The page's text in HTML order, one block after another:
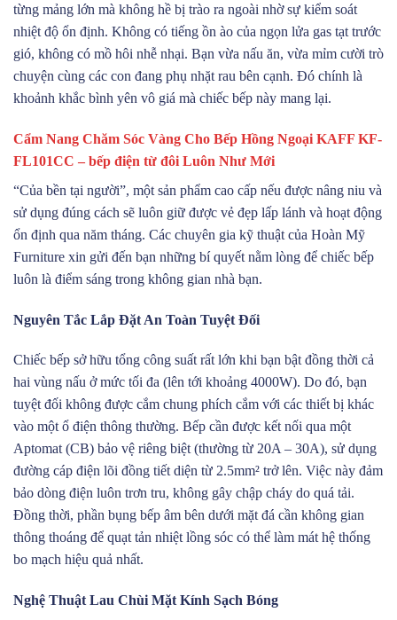
từng mảng lớn mà không hề bị trào ra ngoài nhờ sự kiểm soát
nhiệt độ ổn định. Không có tiếng ồn ào của ngọn lửa gas tạt trước
gió, không có mồ hôi nhễ nhại. Bạn vừa nấu ăn, vừa mỉm cười trò
chuyện cùng các con đang phụ nhặt rau bên cạnh. Đó chính là
khoảnh khắc bình yên vô giá mà chiếc bếp này mang lại.
Cẩm Nang Chăm Sóc Vàng Cho Bếp Hồng Ngoại KAFF KF-
FL101CC – bếp điện từ đôi Luôn Như Mới
“Của bền tại người”, một sản phẩm cao cấp nếu được nâng niu và
sử dụng đúng cách sẽ luôn giữ được vẻ đẹp lấp lánh và hoạt động
ổn định qua năm tháng. Các chuyên gia kỹ thuật của Hoàn Mỹ
Furniture xin gửi đến bạn những bí quyết nằm lòng để chiếc bếp
luôn là điểm sáng trong không gian nhà bạn.
Nguyên Tắc Lắp Đặt An Toàn Tuyệt Đối
Chiếc bếp sở hữu tổng công suất rất lớn khi bạn bật đồng thời cả
hai vùng nấu ở mức tối đa (lên tới khoảng 4000W). Do đó, bạn
tuyệt đối không được cắm chung phích cắm với các thiết bị khác
vào một ổ điện thông thường. Bếp cần được kết nối qua một
Aptomat (CB) bảo vệ riêng biệt (thường từ 20A – 30A), sử dụng
đường cáp điện lõi đồng tiết diện từ 2.5mm² trở lên. Việc này đảm
bảo dòng điện luôn trơn tru, không gây chập cháy do quá tải.
Đồng thời, phần bụng bếp âm bên dưới mặt đá cần không gian
thông thoáng để quạt tản nhiệt lồng sóc có thể làm mát hệ thống
bo mạch hiệu quả nhất.
Nghệ Thuật Lau Chùi Mặt Kính Sạch Bóng